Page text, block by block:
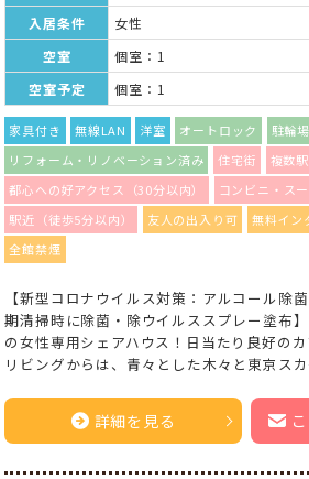
入居条件
女性
空室
個室：1
空室予定
個室：1
家具付き 無線LAN 洋室 オートロック 駐輪
リフォーム・リノベーション済み
住宅街 複数
都心への好アクセス（30分以内）
コンビニ・ス
駅近（徒歩5分以内）
友人の出入り可 無料イン
全館禁煙
【新型コロナウイルス対策：アルコール除
期清掃時に除菌・除ウイルススプレー塗布
の女性専用シェアハウス！日当たり良好の
リビングからは、青々とした木々と東京ス
詳細を見る